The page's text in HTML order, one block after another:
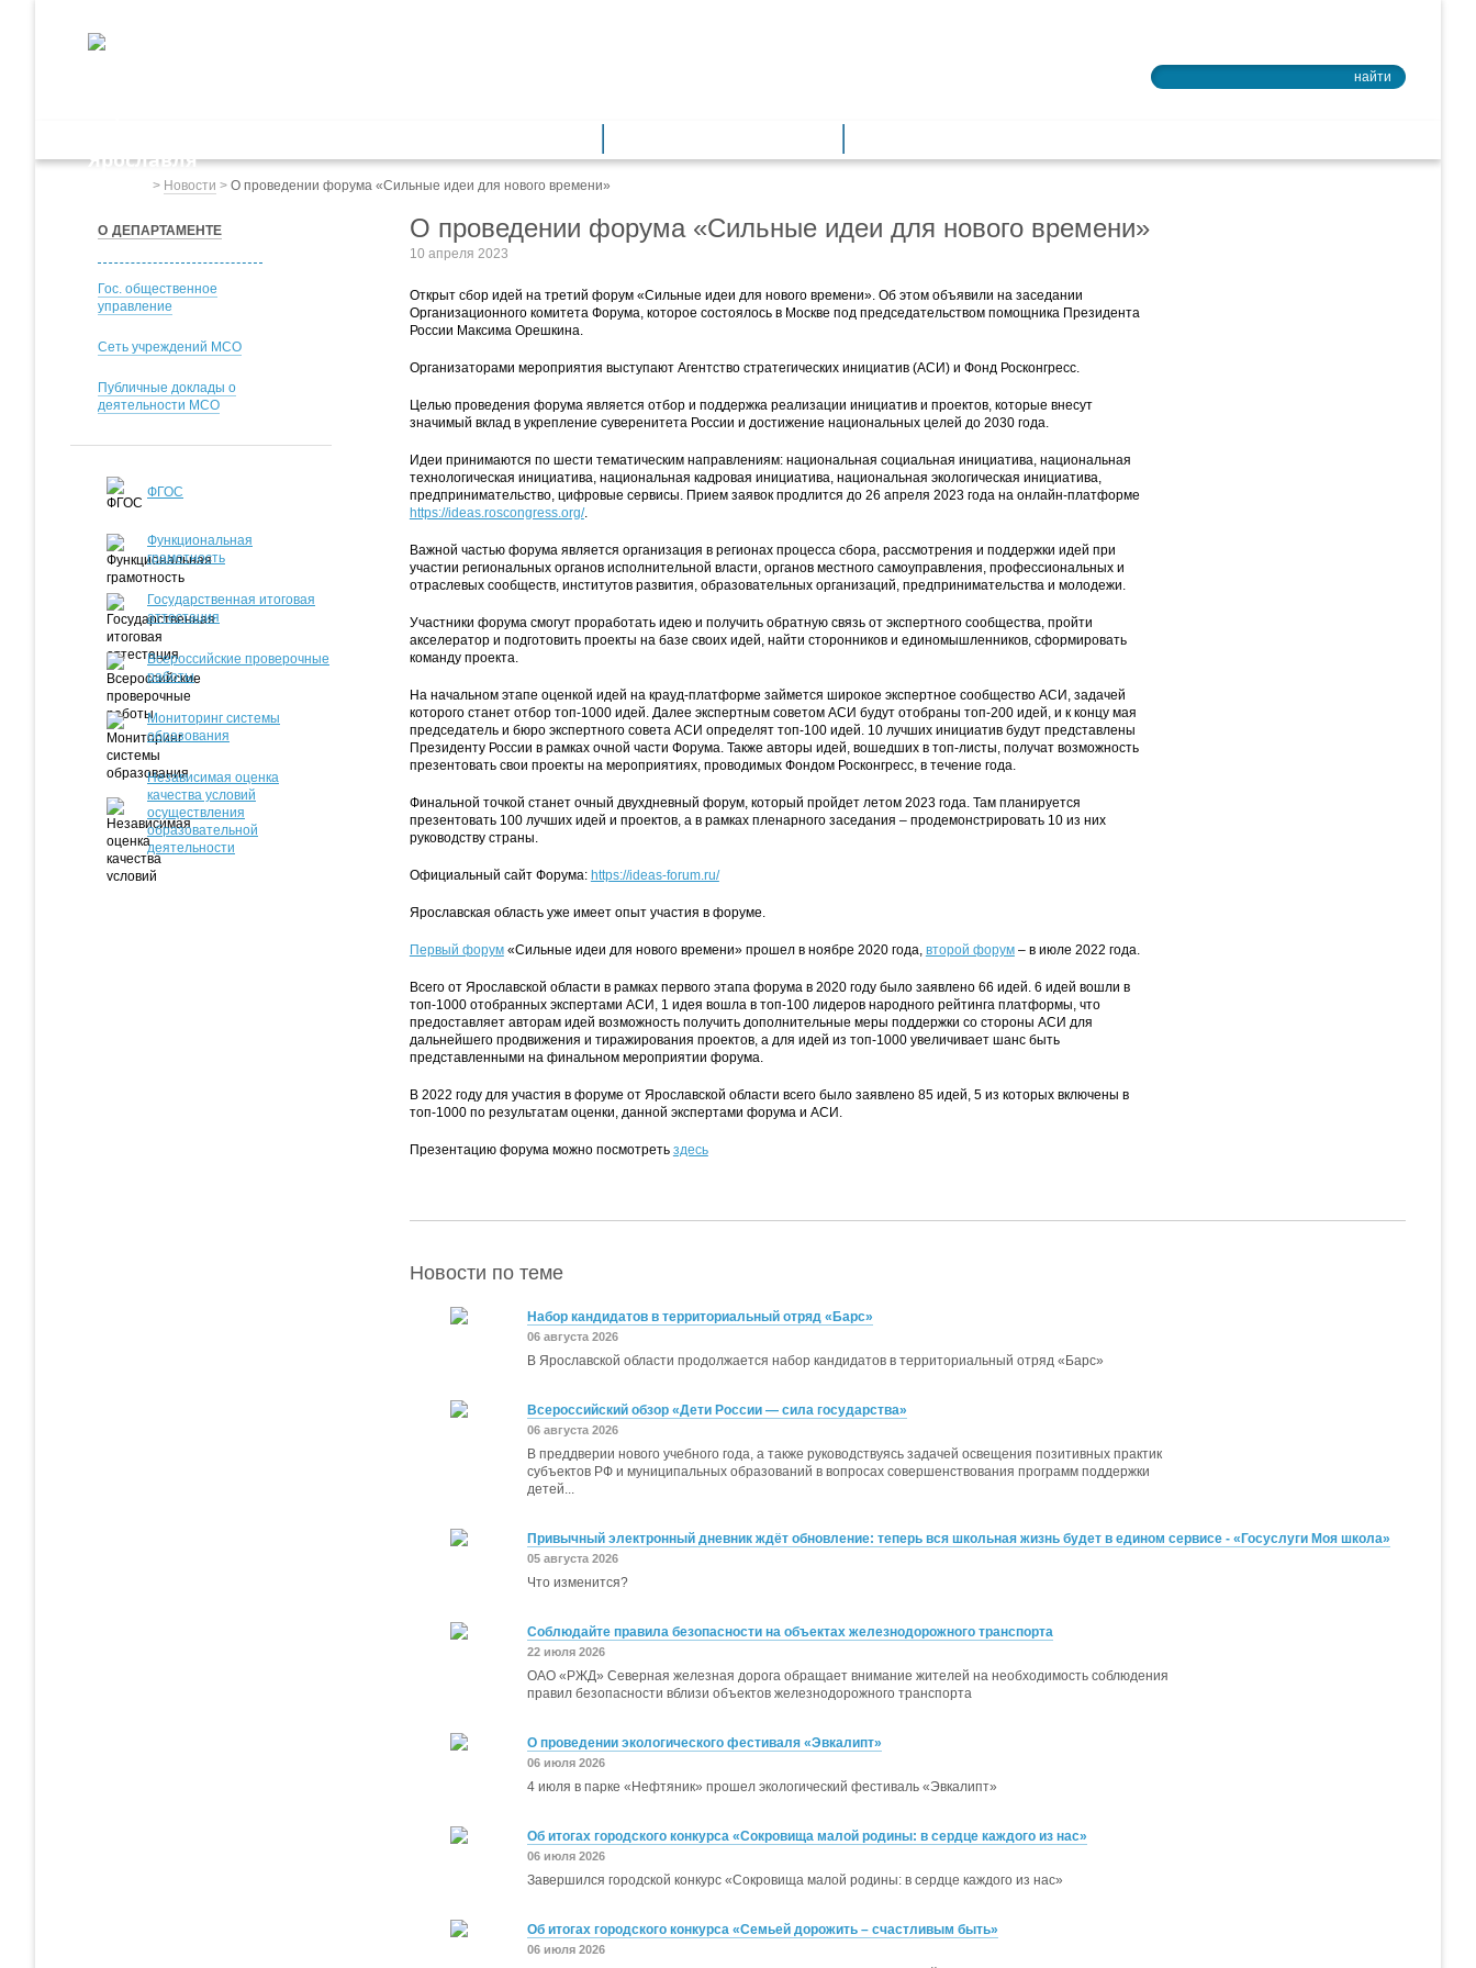
найти
> Новости > О проведении форума «Сильные идеи для нового времени»
О проведении форума «Сильные идеи для нового времени»
10 апреля 2023
Открыт сбор идей на третий форум «Сильные идеи для нового времени». Об этом объявили на заседании
Организационного комитета Форума, которое состоялось в Москве под председательством помощника Президента
России Максима Орешкина.
Организаторами мероприятия выступают Агентство стратегических инициатив (АСИ) и Фонд Росконгресс.
Целью проведения форума является отбор и поддержка реализации инициатив и проектов, которые внесут
значимый вклад в укрепление суверенитета России и достижение национальных целей до 2030 года.
Идеи принимаются по шести тематическим направлениям: национальная социальная инициатива, национальная
технологическая инициатива, национальная кадровая инициатива, национальная экологическая инициатива,
предпринимательство, цифровые сервисы. Прием заявок продлится до 26 апреля 2023 года на онлайн-платформе
https://ideas.roscongress.org/.
Важной частью форума является организация в регионах процесса сбора, рассмотрения и поддержки идей при
участии региональных органов исполнительной власти, органов местного самоуправления, профессиональных и
отраслевых сообществ, институтов развития, образовательных организаций, предпринимательства и молодежи.
Участники форума смогут проработать идею и получить обратную связь от экспертного сообщества, пройти
акселератор и подготовить проекты на базе своих идей, найти сторонников и единомышленников, сформировать
команду проекта.
На начальном этапе оценкой идей на крауд-платформе займется широкое экспертное сообщество АСИ, задачей
которого станет отбор топ-1000 идей. Далее экспертным советом АСИ будут отобраны топ-200 идей, и к концу мая
председатель и бюро экспертного совета АСИ определят топ-100 идей. 10 лучших инициатив будут представлены
Президенту России в рамках очной части Форума. Также авторы идей, вошедших в топ-листы, получат возможность
презентовать свои проекты на мероприятиях, проводимых Фондом Росконгресс, в течение года.
Финальной точкой станет очный двухдневный форум, который пройдет летом 2023 года. Там планируется
презентовать 100 лучших идей и проектов, а в рамках пленарного заседания – продемонстрировать 10 из них
руководству страны.
Официальный сайт Форума: https://ideas-forum.ru/
Ярославская область уже имеет опыт участия в форуме.
Первый форум«Сильные идеи для нового времени» прошел в ноябре 2020 года, второй форум– в июле 2022 года.
Всего от Ярославской области в рамках первого этапа форума в 2020 году было заявлено 66 идей. 6 идей вошли в
топ-1000 отобранных экспертами АСИ, 1 идея вошла в топ-100 лидеров народного рейтинга платформы, что
предоставляет авторам идей возможность получить дополнительные меры поддержки со стороны АСИ для
дальнейшего продвижения и тиражирования проектов, а для идей из топ-1000 увеличивает шанс быть
представленными на финальном мероприятии форума.
В 2022 году для участия в форуме от Ярославской области всего было заявлено 85 идей, 5 из которых включены в
топ-1000 по результатам оценки, данной экспертами форума и АСИ.
Презентацию форума можно посмотреть здесь
Новости по теме
Набор кандидатов в территориальный отряд «Барс»
06 августа 2026
В Ярославской области продолжается набор кандидатов в территориальный отряд «Барс»
Всероссийский обзор «Дети России — сила государства»
06 августа 2026
В преддверии нового учебного года, а также руководствуясь задачей освещения позитивных практик
субъектов РФ и муниципальных образований в вопросах совершенствования программ поддержки
детей...
Привычный электронный дневник ждёт обновление: теперь вся школьная жизнь будет в едином сервисе - «Госуслуги Моя школа»
05 августа 2026
Что изменится?
Соблюдайте правила безопасности на объектах железнодорожного транспорта
22 июля 2026
ОАО «РЖД» Северная железная дорога обращает внимание жителей на необходимость соблюдения
правил безопасности вблизи объектов железнодорожного транспорта
О проведении экологического фестиваля «Эвкалипт»
06 июля 2026
4 июля в парке «Нефтяник» прошел экологический фестиваль «Эвкалипт»
Об итогах городского конкурса «Сокровища малой родины: в сердце каждого из нас»
06 июля 2026
Завершился городской конкурс «Сокровища малой родины: в сердце каждого из нас»
Об итогах городского конкурса «Семьей дорожить – счастливым быть»
06 июля 2026
О ДЕПАРТАМЕНТЕ
Гос. общественное
управление
Сеть учреждений МСО
Публичные доклады о
деятельности МСО
ФГОС
Функциональная
грамотность
Государственная итоговая
аттестация
Всероссийские проверочные
работы
Мониторинг системы
образования
Независимая оценка
качества условий
осуществления
образовательной
деятельности